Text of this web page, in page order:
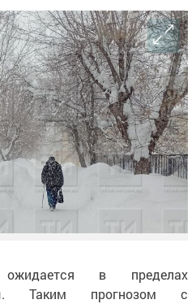
в пределах
Таким прогнозом с